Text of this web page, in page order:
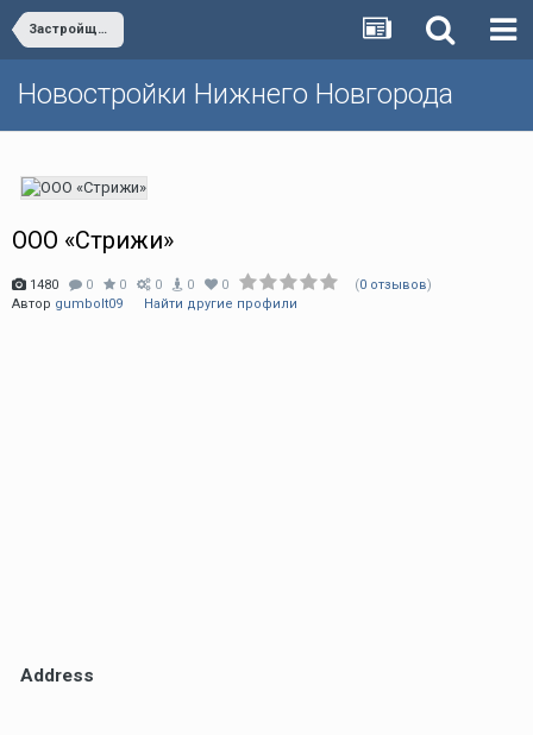
Застройщики
Новостройки Нижнего Новгорода
ООО «Стрижи»
1480 0 0 0 0 0 (0 отзывов)
Автор gumbolt09 Найти другие профили
Address